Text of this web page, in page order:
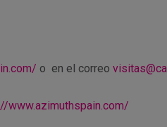
o en el correo
www.azimuthspain.com/